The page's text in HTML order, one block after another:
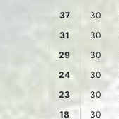
37 30
31 30
29 30
24 30
23 30
18 30